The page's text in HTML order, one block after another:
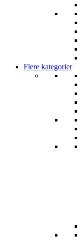
Flere kategorier